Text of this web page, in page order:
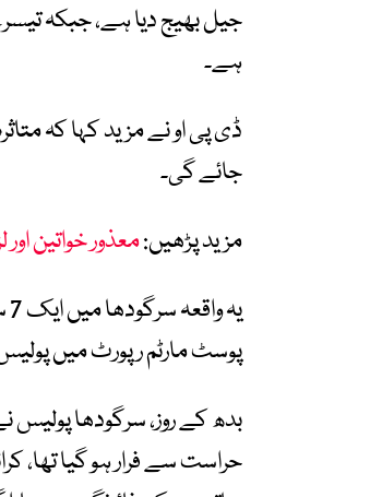
جیل بھیج دیا ہے، جبکہ
ہے۔
ڈی پی او نے مزید کہا کہ
جائے گی۔
مزید پڑھیں:معذور خواتین اور
پوسٹ مارٹم رپورٹ میں
بدھ کے روز، سرگودھا پولیس
حراست سے فرار ہو گیا تھا،